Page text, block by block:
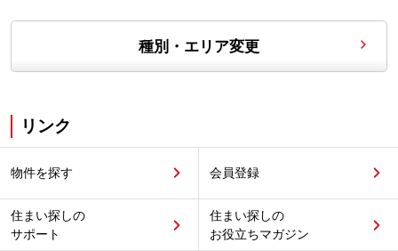
種別・エリア変更
リンク
物件を探す 会員登録
住まい探しの
サポート
住まい探しの
お役立ちマガジン